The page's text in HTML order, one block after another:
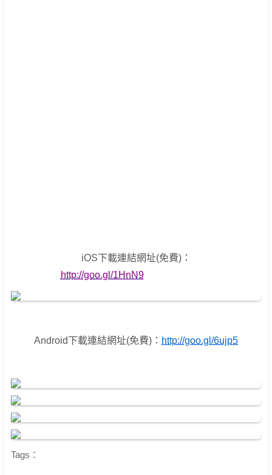
iOS下載連結網址(免費)：
http://goo.gl/1HnN9
Android下載連結網址(免費)： http://goo.gl/6ujp5
Tags：